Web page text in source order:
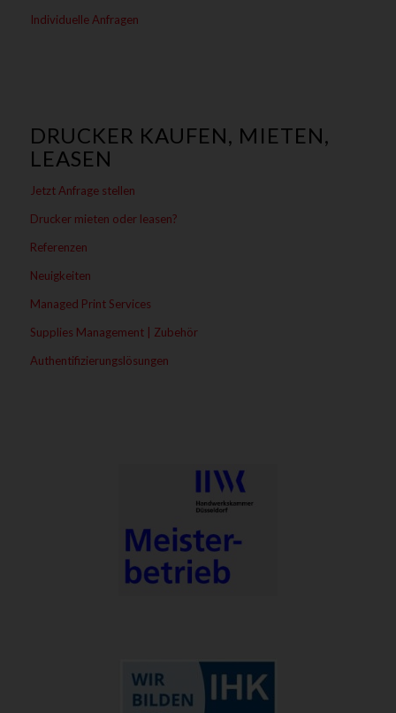
Individuelle Anfragen
DRUCKER KAUFEN, MIETEN,
LEASEN
Jetzt Anfrage stellen
Drucker mieten oder leasen?
Referenzen
Neuigkeiten
Managed Print Services
Supplies Management | Zubehör
Authentifizierungslösungen